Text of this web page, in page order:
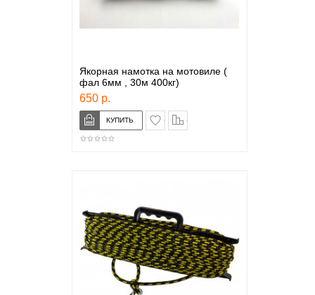
Якорная намотка на мотовиле (
фал 6мм , 30м 400кг)
650 р.
в закладки